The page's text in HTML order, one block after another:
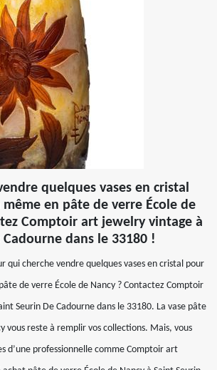
quelques vases en cristal
en pâte de verre École de
Comptoir art jewelry vintage à
dans le 33180 !
qui cherche vendre quelques vases en cristal pour
de verre École de Nancy ? Contactez Comptoir
Seurin De Cadourne dans le 33180. La vase pâte
vous reste à remplir vos collections. Mais, vous
d’une professionnelle comme Comptoir art